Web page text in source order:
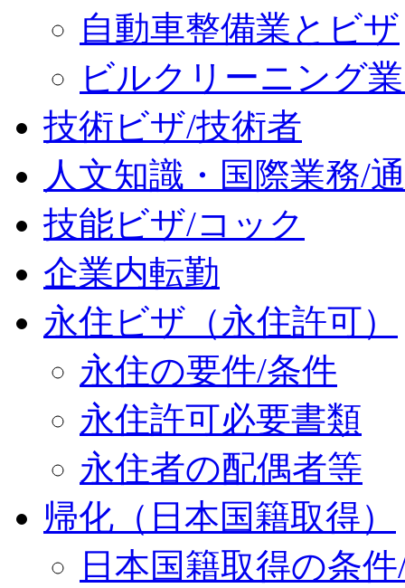
自動車整備業とビザ
ビルクリーニング
技術ビザ/技術者
人文知識・国際業務/
技能ビザ/コック
企業内転勤
永住ビザ（永住許可）
永住の要件/条件
永住許可必要書類
永住者の配偶者等
帰化（日本国籍取得）
日本国籍取得の条